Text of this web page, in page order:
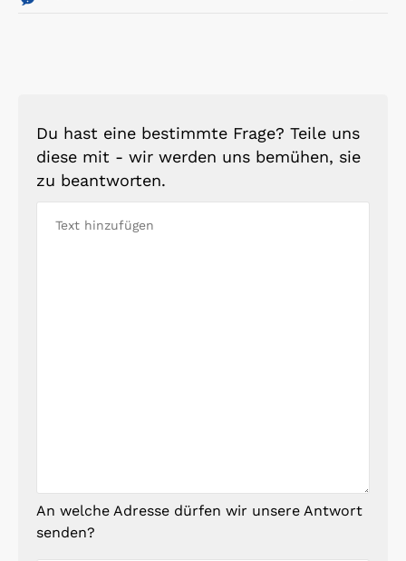
Du hast eine bestimmte Frage? Teile uns
diese mit - wir werden uns bemühen, sie
zu beantworten.
An welche Adresse dürfen wir unsere Antwort
senden?